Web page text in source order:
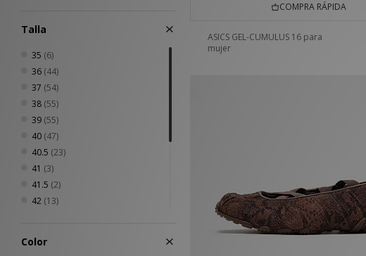
Talla
35 (6)
36 (44)
37 (54)
38 (55)
39 (55)
40 (47)
40.5 (23)
41 (3)
41.5 (2)
42 (13)
44(1)
Color
COMPRA RÁPIDA
ASICS GEL-CUMULUS 16 para
mujer